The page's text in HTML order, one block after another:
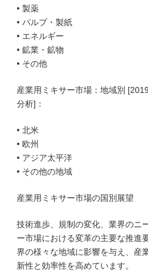
• 製薬
• パルプ・製紙
• エネルギー
• 鉱業・鉱物
• その他
産業用ミキサー市場：地域別
分析]：
• 北米
• 欧州
• アジア太平洋
• その他の地域
産業用ミキサー市場の国別展望
技術進歩、規制の変化、業界のニ
ー市場における変革の主要な推進
界の様々な地域に影響を与え、産
新性と効率性を高めています。